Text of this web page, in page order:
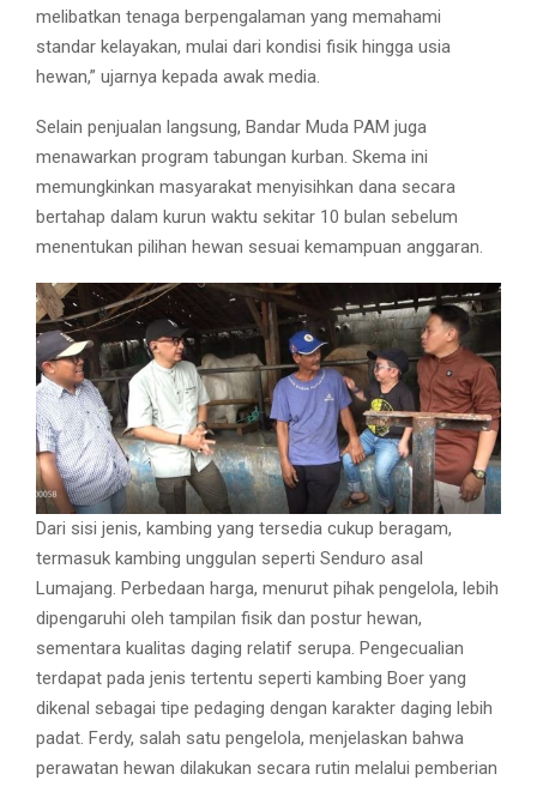
melibatkan tenaga berpengalaman yang memahami
standar kelayakan, mulai dari kondisi fisik hingga usia
hewan,” ujarnya kepada awak media.
Selain penjualan langsung, Bandar Muda PAM juga
menawarkan program tabungan kurban. Skema ini
memungkinkan masyarakat menyisihkan dana secara
bertahap dalam kurun waktu sekitar 10 bulan sebelum
menentukan pilihan hewan sesuai kemampuan anggaran.
Dari sisi jenis, kambing yang tersedia cukup beragam,
termasuk kambing unggulan seperti Senduro asal
Lumajang. Perbedaan harga, menurut pihak pengelola, lebih
dipengaruhi oleh tampilan fisik dan postur hewan,
sementara kualitas daging relatif serupa. Pengecualian
terdapat pada jenis tertentu seperti kambing Boer yang
dikenal sebagai tipe pedaging dengan karakter daging lebih
padat. Ferdy, salah satu pengelola, menjelaskan bahwa
perawatan hewan dilakukan secara rutin melalui pemberian